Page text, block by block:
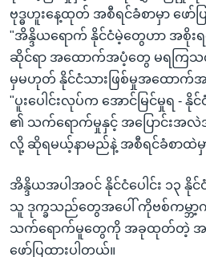
ဗုဒ္ဓဟူးနေ့ထုတ် အစီရင်ခံစာမှာ ဖော်
"အိန္ဒိယရောက် နိုင်ငံမဲ့တွေဟာ အစိုးရ
ဆိုင်ရာ အထောက်အပံ့တွေ မရကြသ
မှမဟုတ် နိုင်ငံသားဖြစ်မှုအထောက်
"ပူးပေါင်းလုပ်က အောင်မြင်မှုရ - နိုင်ငံ
၏ သက်ရောက်မှုနှင့် အပြောင်းအ
လို့ ဆိုရမယ့်နာမည်နဲ့ အစီရင်ခံစာထဲမှာ
အိန္ဒိယအပါအဝင် နိုင်ငံပေါင်း ၁၃
သူ ဒုက္ခသည်တွေအပေါ် ကိုဗစ်ကမ္ဘာ့က
သက်ရောက်မူတွေကို အခုထုတ်တဲ့ အစီ
ဖော်ပြထားပါတယ်။